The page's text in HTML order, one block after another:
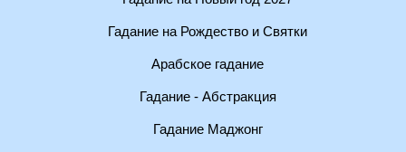
Гадание на Рождество и Святки
Арабское гадание
Гадание - Абстракция
Гадание Маджонг